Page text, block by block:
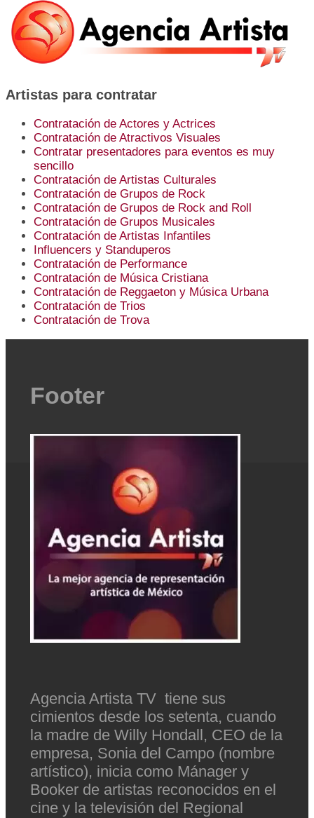
Artistas para contratar
Contratación de Actores y Actrices
Contratación de Atractivos Visuales
Contratar presentadores para eventos es muy
sencillo
Contratación de Artistas Culturales
Contratación de Grupos de Rock
Contratación de Grupos de Rock and Roll
Contratación de Grupos Musicales
Contratación de Artistas Infantiles
Influencers y Standuperos
Contratación de Performance
Contratación de Música Cristiana
Contratación de Reggaeton y Música Urbana
Contratación de Trios
Contratación de Trova
Footer
Agencia Artista TV tiene sus
cimientos desde los setenta, cuando
la madre de Willy Hondall, CEO de la
empresa, Sonia del Campo (nombre
artístico), inicia como Mánager y
Booker de artistas reconocidos en el
cine y la televisión del Regional